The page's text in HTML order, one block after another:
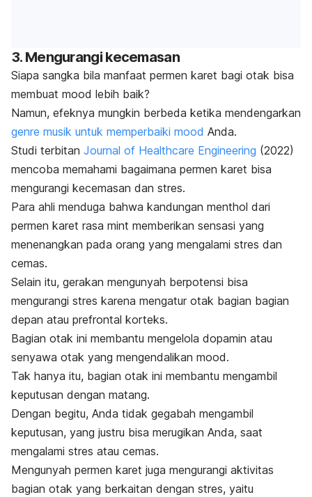
3. Mengurangi kecemasan
Siapa sangka bila manfaat permen karet bagi otak bisa
membuat mood lebih baik?
Namun, efeknya mungkin berbeda ketika mendengarkan
genre musik untuk memperbaiki mood Anda.
Studi terbitan Journal of Healthcare Engineering (2022)
mencoba memahami bagaimana permen karet bisa
mengurangi kecemasan dan stres.
Para ahli menduga bahwa kandungan menthol dari
permen karet rasa mint memberikan sensasi yang
menenangkan pada orang yang mengalami stres dan
cemas.
Selain itu, gerakan mengunyah berpotensi bisa
mengurangi stres karena mengatur otak bagian bagian
depan atau prefrontal korteks.
Bagian otak ini membantu mengelola dopamin atau
senyawa otak yang mengendalikan mood.
Tak hanya itu, bagian otak ini membantu mengambil
keputusan dengan matang.
Dengan begitu, Anda tidak gegabah mengambil
keputusan, yang justru bisa merugikan Anda, saat
mengalami stres atau cemas.
Mengunyah permen karet juga mengurangi aktivitas
bagian otak yang berkaitan dengan stres, yaitu